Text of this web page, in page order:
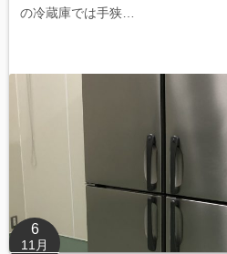
6
11月
の冷蔵庫では手狭…